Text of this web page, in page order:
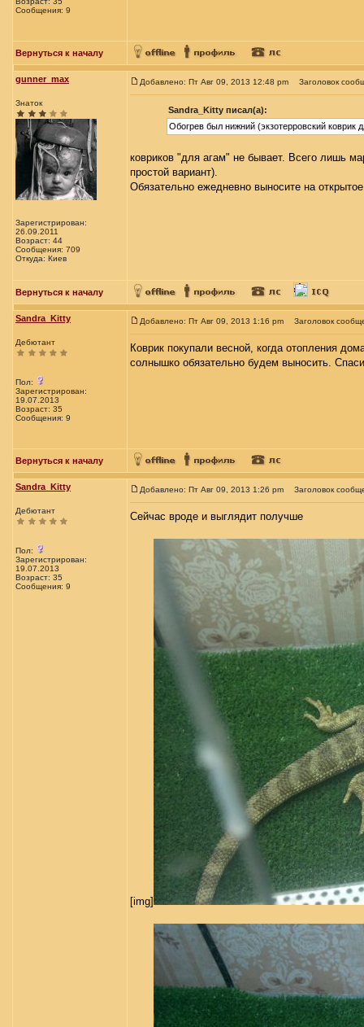
Сообщения: 9
Вернуться к началу
gunner_max
Знаток
Зарегистрирован:
26.09.2011
Возраст: 44
Сообщения: 709
Откуда: Киев
Добавлено: Пт Авг 09, 2013 12:48 pm Заголовок
Sandra_Kitty писал(а):
Обогрев был нижний (экзотерровский коврик
ковриков "для агам" не бывает. Всего лишь
простой вариант).
Обязательно ежедневно выносите на
Вернуться к началу
Sandra_Kitty
Дебютант
Пол:
Зарегистрирован:
19.07.2013
Возраст: 35
Сообщения: 9
Добавлено: Пт Авг 09, 2013 1:16 pm Заголовок
Коврик покупали весной, когда отопления
солнышко обязательно будем выносить.
Вернуться к началу
Sandra_Kitty
Дебютант
Пол:
Зарегистрирован:
19.07.2013
Возраст: 35
Сообщения: 9
Добавлено: Пт Авг 09, 2013 1:26 pm Заголовок
Сейчас вроде и выглядит получше
[img]